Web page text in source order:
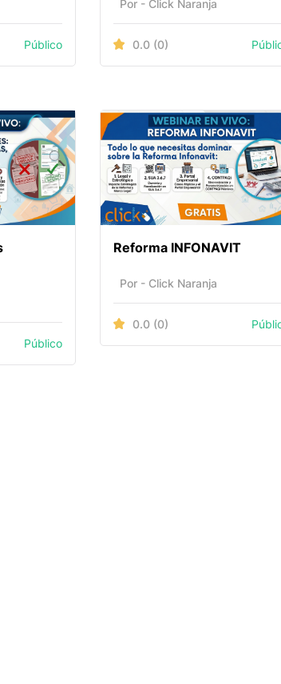
Público
Por - Click Naranja
0.0 (0)
Público
Reforma ­ㅤㅤㅤㅤㅤㅤㅤㅤㅤINFONAVIT
Por - Click Naranja
0.0 (0)